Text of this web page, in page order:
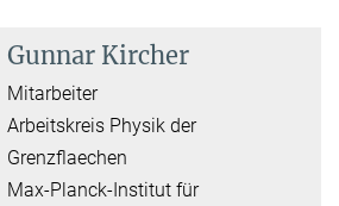
Gunnar Kircher
Mitarbeiter
Arbeitskreis Physik der
Grenzflaechen
Max-Planck-Institut für